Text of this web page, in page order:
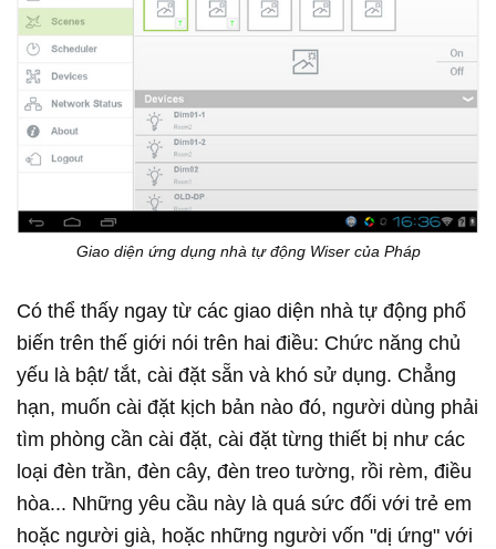
Giao diện ứng dụng nhà tự động Wiser của Pháp
Có thể thấy ngay từ các giao diện nhà tự động phổ
biến trên thế giới nói trên hai điều: Chức năng chủ
yếu là bật/ tắt, cài đặt sẵn và khó sử dụng. Chẳng
hạn, muốn cài đặt kịch bản nào đó, người dùng phải
tìm phòng cần cài đặt, cài đặt từng thiết bị như các
loại đèn trần, đèn cây, đèn treo tường, rồi rèm, điều
hòa... Những yêu cầu này là quá sức đối với trẻ em
hoặc người già, hoặc những người vốn "dị ứng" với